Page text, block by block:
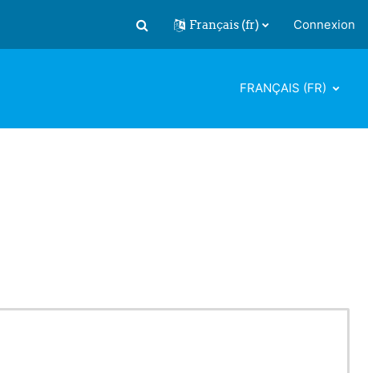
Activer/désactiver la saisie de
Français ‎(fr)‎ Connexion
FRANÇAIS ‎(FR)‎